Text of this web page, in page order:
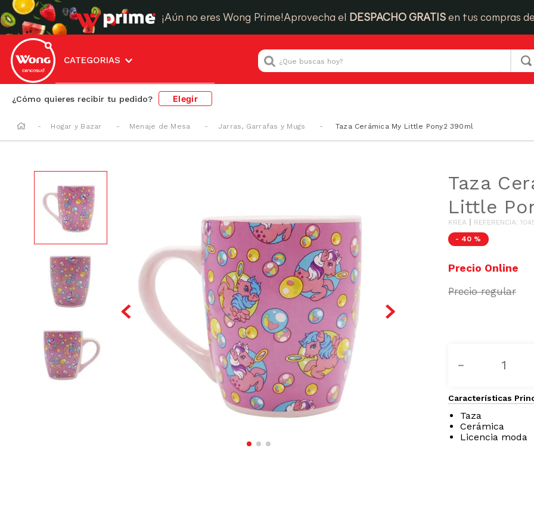
¡Aún no eres Wong Prime!Aprovecha el DESPACHO GRATIS en tus compras
CATEGORIAS
¿Que buscas hoy?
¿Cómo quieres recibir tu pedido? Elegir
Hogar y Bazar Menaje de Mesa Jarras, Garrafas y Mugs Taza Cerámica My Little Pony2 390ml
Taza
Little
KREA REFERENCIA:
- 40 %
－
Características
Taza
Cerámica
Licencia moda